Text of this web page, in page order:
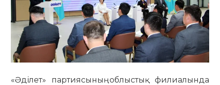
«Әділет» партиясының облыстық филиалында